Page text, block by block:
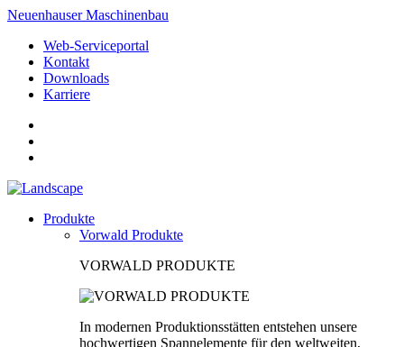
Neuenhauser Maschinenbau
Web-Serviceportal
Kontakt
Downloads
Karriere
Produkte
Vorwald Produkte
VORWALD PRODUKTE
In modernen Produktionsstätten entstehen unsere
hochwertigen Spannelemente für den weltweiten,